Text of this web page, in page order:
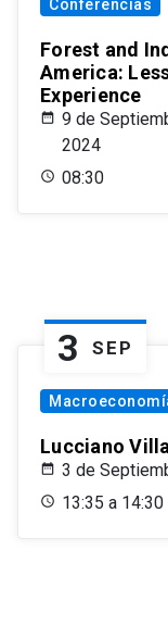
Conferencias
Forest and
America:
Experience
9 de
2024
08:30
3 SEP
Lucciano
3 de
13:35 a 14:30